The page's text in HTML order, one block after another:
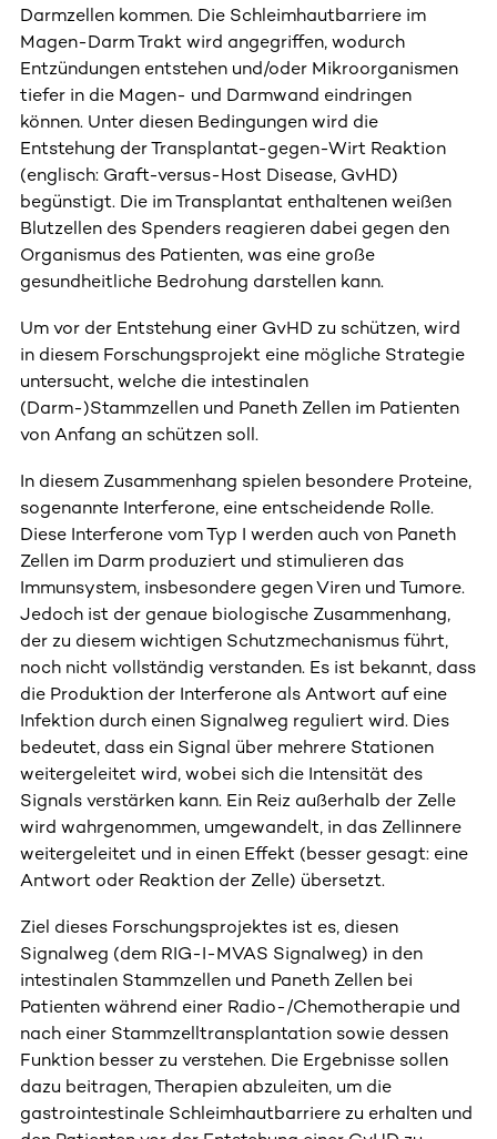
Darmzellen kommen. Die Schleimhautbarriere im
Magen-Darm Trakt wird angegriffen, wodurch
Entzündungen entstehen und/oder Mikroorganismen
tiefer in die Magen- und Darmwand eindringen
können. Unter diesen Bedingungen wird die
Entstehung der Transplantat-gegen-Wirt Reaktion
(englisch: Graft-versus-Host Disease, GvHD)
begünstigt. Die im Transplantat enthaltenen weißen
Blutzellen des Spenders reagieren dabei gegen den
Organismus des Patienten, was eine große
gesundheitliche Bedrohung darstellen kann.
Um vor der Entstehung einer GvHD zu schützen, wird
in diesem Forschungsprojekt eine mögliche Strategie
untersucht, welche die intestinalen
(Darm-)Stammzellen und Paneth Zellen im Patienten
von Anfang an schützen soll.
In diesem Zusammenhang spielen besondere Proteine,
sogenannte Interferone, eine entscheidende Rolle.
Diese Interferone vom Typ I werden auch von Paneth
Zellen im Darm produziert und stimulieren das
Immunsystem, insbesondere gegen Viren und Tumore.
Jedoch ist der genaue biologische Zusammenhang,
der zu diesem wichtigen Schutzmechanismus führt,
noch nicht vollständig verstanden. Es ist bekannt, dass
die Produktion der Interferone als Antwort auf eine
Infektion durch einen Signalweg reguliert wird. Dies
bedeutet, dass ein Signal über mehrere Stationen
weitergeleitet wird, wobei sich die Intensität des
Signals verstärken kann. Ein Reiz außerhalb der Zelle
wird wahrgenommen, umgewandelt, in das Zellinnere
weitergeleitet und in einen Effekt (besser gesagt: eine
Antwort oder Reaktion der Zelle) übersetzt.
Ziel dieses Forschungsprojektes ist es, diesen
Signalweg (dem RIG-I-MVAS Signalweg) in den
intestinalen Stammzellen und Paneth Zellen bei
Patienten während einer Radio-/Chemotherapie und
nach einer Stammzelltransplantation sowie dessen
Funktion besser zu verstehen. Die Ergebnisse sollen
dazu beitragen, Therapien abzuleiten, um die
gastrointestinale Schleimhautbarriere zu erhalten und